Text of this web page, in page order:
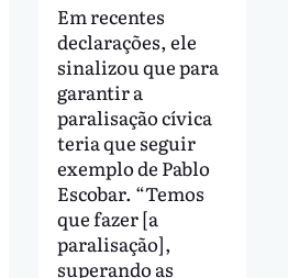
Em recentes
declarações, ele
sinalizou que para
garantir a
paralisação cívica
teria que seguir
exemplo de Pablo
Escobar. “Temos
que fazer [a
paralisação],
superando as